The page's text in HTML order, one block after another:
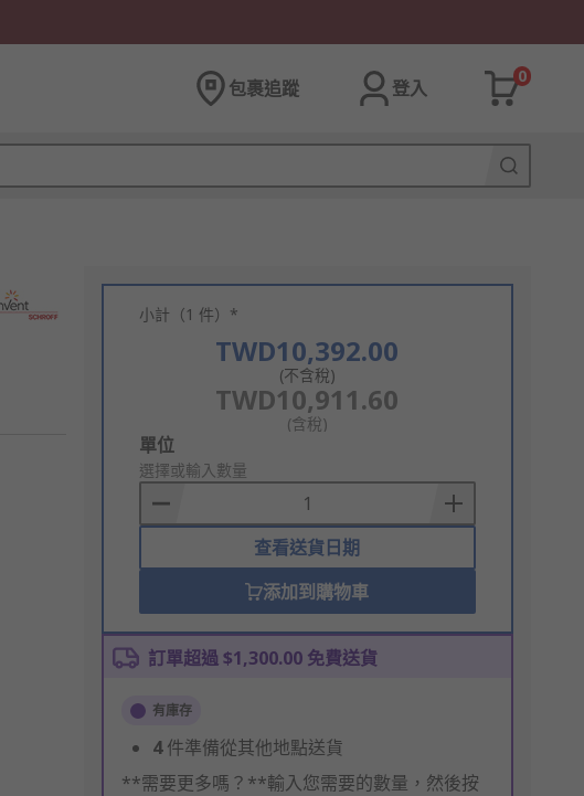
包裹追蹤 登入
0
小計（1 件）*
TWD10,392.00
(不含稅)
TWD10,911.60
(含稅)
Add
to
Basket
單位
選擇或輸入數量
查看送貨日期
添加到購物車
訂單超過 $1,300.00 免費送貨
有庫存
4件準備從其他地點送貨
**需要更多嗎？**輸入您需要的數量，然後按